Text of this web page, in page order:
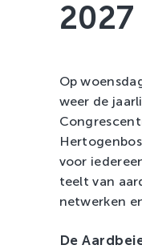
2027
Op
weer de
voor
teelt van
netwerken
De